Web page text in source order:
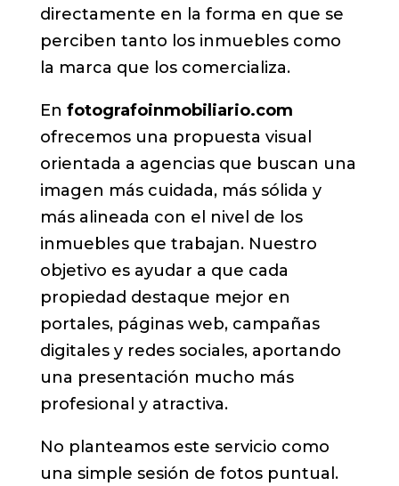
directamente en la forma en que se
perciben tanto los inmuebles como
la marca que los comercializa.
En fotografoinmobiliario.com
ofrecemos una propuesta visual
orientada a agencias que buscan una
imagen más cuidada, más sólida y
más alineada con el nivel de los
inmuebles que trabajan. Nuestro
objetivo es ayudar a que cada
propiedad destaque mejor en
portales, páginas web, campañas
digitales y redes sociales, aportando
una presentación mucho más
profesional y atractiva.
No planteamos este servicio como
una simple sesión de fotos puntual.